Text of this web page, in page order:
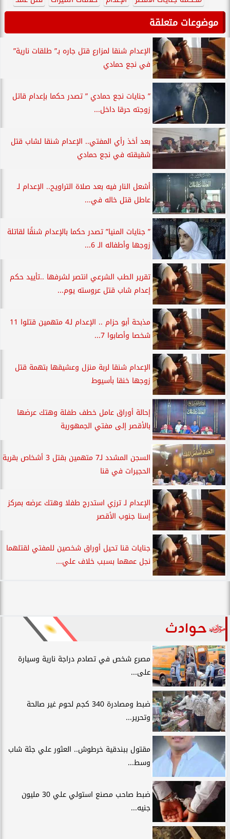
موضوعات متعلقة
الإعدام شنقا لمزارع قتل جاره بـ” طلقات نارية”
في نجع حمادي
” جنايات نجع حمادي ” تصدر حكما بإعدام قاتل
زوجته حرقا داخل...
بعد أخذ رأي المفتي.. الإعدام شنقا لشاب قتل
شقيقته في نجع حمادي
أشعل النار فيه بعد صلاة التراويح.. الإعدام لـ
عاطل قتل خاله في...
” جنايات المنيا” تصدر حكما بالإعدام شنقًا لقاتلة
زوجها وأطفاله الـ 6...
تقرير الطب الشرعي انتصر لشرفها ..تأييد حكم
إعدام شاب قتل عروسته يوم...
مذبحة أبو حزام .. الإعدام لـ4 متهمين قتلوا 11
شخصا وأصابوا 7...
الإعدام شنقا لربة منزل وعشيقها بتهمة قتل
زوجها خنقا بأسيوط
إحالة أوراق عامل خطف طفلة وهتك عرضها
بالأقصر إلى مفتي الجمهورية
السجن المشدد لـ7 متهمين بقتل 3 أشخاص بقرية
الحجيرات في قنا
الإعدام لـ ترزي استدرج طفلا وهتك عرضه بمركز
إسنا جنوب الأقصر
جنايات قنا تحيل أوراق شخصين للمفتي لقتلهما
نجل عمهما بسبب خلاف علي...
حوادث
مصرع شخص في تصادم دراجة نارية وسيارة
على...
ضبط ومصادرة 340 كجم لحوم غير صالحة
وتحرير...
مقتول ببندقية خرطوش.. العثور علي جثة شاب
وسط...
ضبط صاحب مصنع استولي علي 30 مليون
جنيه...